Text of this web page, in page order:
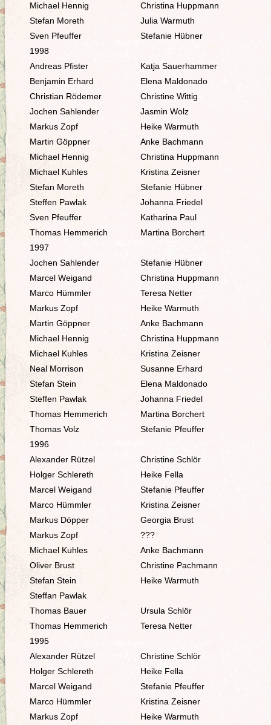
Michael Hennig
Christina Huppmann
Stefan Moreth
Julia Warmuth
Sven Pfeuffer
Stefanie Hübner
1998
Andreas Pfister
Katja Sauerhammer
Benjamin Erhard
Elena Maldonado
Christian Rödemer
Christine Wittig
Jochen Sahlender
Jasmin Wolz
Markus Zopf
Heike Warmuth
Martin Göppner
Anke Bachmann
Michael Hennig
Christina Huppmann
Michael Kuhles
Kristina Zeisner
Stefan Moreth
Stefanie Hübner
Steffen Pawlak
Johanna Friedel
Sven Pfeuffer
Katharina Paul
Thomas Hemmerich
Martina Borchert
1997
Jochen Sahlender
Stefanie Hübner
Marcel Weigand
Christina Huppmann
Marco Hümmler
Teresa Netter
Markus Zopf
Heike Warmuth
Martin Göppner
Anke Bachmann
Michael Hennig
Christina Huppmann
Michael Kuhles
Kristina Zeisner
Neal Morrison
Susanne Erhard
Stefan Stein
Elena Maldonado
Steffen Pawlak
Johanna Friedel
Thomas Hemmerich
Martina Borchert
Thomas Volz
Stefanie Pfeuffer
1996
Alexander Rützel
Christine Schlör
Holger Schlereth
Heike Fella
Marcel Weigand
Stefanie Pfeuffer
Marco Hümmler
Kristina Zeisner
Markus Döpper
Georgia Brust
Markus Zopf
???
Michael Kuhles
Anke Bachmann
Oliver Brust
Christine Pachmann
Stefan Stein
Heike Warmuth
Steffan Pawlak
Thomas Bauer
Ursula Schlör
Thomas Hemmerich
Teresa Netter
1995
Alexander Rützel
Christine Schlör
Holger Schlereth
Heike Fella
Marcel Weigand
Stefanie Pfeuffer
Marco Hümmler
Kristina Zeisner
Markus Zopf
Heike Warmuth